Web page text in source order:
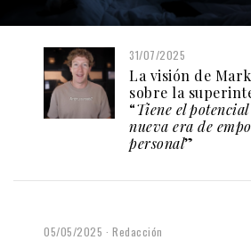
31/07/2025
La visión de
sobre la
“Tiene el
nueva era de
personal”
05/05/2025 Redacción